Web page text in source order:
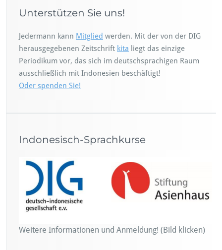
Unterstützen Sie uns!
Jedermann kann Mitglied werden. Mit der von der DIG
herausgegebenen Zeitschrift kita liegt das einzige
Periodikum vor, das sich im deutschsprachigen Raum
ausschließlich mit Indonesien beschäftigt!
Oder spenden Sie!
Indonesisch-Sprachkurse
Weitere Informationen und Anmeldung! (Bild klicken)